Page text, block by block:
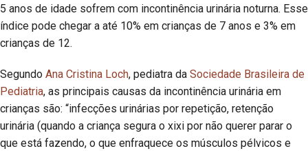
5 anos de idade sofrem com incontinência urinária noturna. Esse
índice pode chegar a até 10% em crianças de 7 anos e 3% em
crianças de 12.
Segundo Ana Cristina Loch, pediatra da Sociedade Brasileira de
Pediatria, as principais causas da incontinência urinária em
crianças são: “infecções urinárias por repetição, retenção
urinária (quando a criança segura o xixi por não querer parar o
que está fazendo, o que enfraquece os músculos pélvicos e